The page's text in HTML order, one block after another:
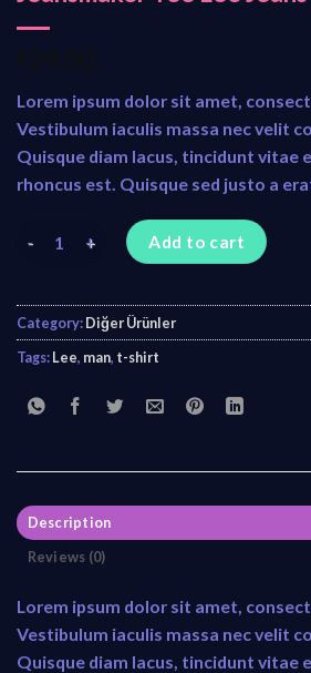
Lorem ipsum dolor sit amet,
Vestibulum iaculis massa nec velit
Quisque diam lacus, tincidunt vitae
rhoncus est. Quisque sed justo a
Jeansmaker Tee Lee Jeans quantity
Add to cart
Category:Diğer Ürünler
Tags:Lee, man, t-shirt
Description
Reviews (0)
Lorem ipsum dolor sit amet,
Vestibulum iaculis massa nec velit
Quisque diam lacus, tincidunt vitae